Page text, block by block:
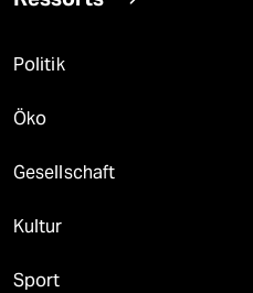
Politik
Öko
Gesellschaft
Kultur
Sport